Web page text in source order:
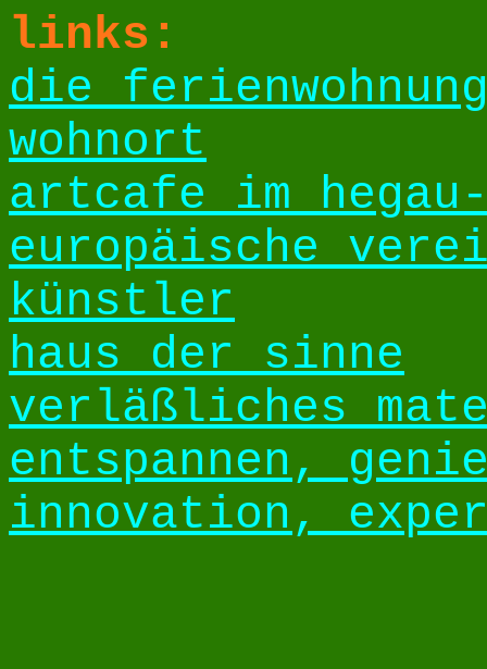
links:
die
wohnort
artcafe im
europäische
künstler
haus der sinne
verläßliches
entspannen,
innovation,